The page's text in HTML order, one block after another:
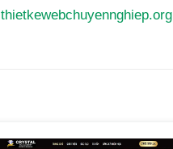
thietkewebchuyennghiep.org